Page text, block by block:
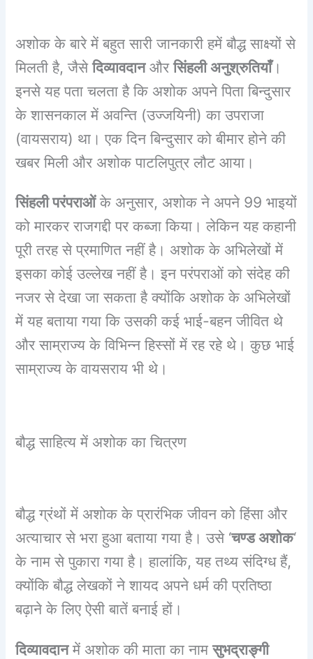
अशोक के बारे में बहुत सारी जानकारी हमें बौद्ध साक्ष्यों से
मिलती है, जैसेदिव्यावदानऔरसिंहली अनुश्रुतियाँ।
इनसे यह पता चलता है कि अशोक अपने पिता बिन्दुसार
के शासनकाल में अवन्ति (उज्जयिनी) का उपराजा
(वायसराय) था। एक दिन बिन्दुसार को बीमार होने की
खबर मिली और अशोक पाटलिपुत्र लौट आया।
सिंहली परंपराओंके अनुसार, अशोक ने अपने 99 भाइयों
को मारकर राजगद्दी पर कब्जा किया। लेकिन यह कहानी
पूरी तरह से प्रमाणित नहीं है। अशोक के अभिलेखों में
इसका कोई उल्लेख नहीं है। इन परंपराओं को संदेह की
नजर से देखा जा सकता है क्योंकि अशोक के अभिलेखों
में यह बताया गया कि उसकी कई भाई-बहन जीवित थे
और साम्राज्य के विभिन्न हिस्सों में रह रहे थे। कुछ भाई
साम्राज्य के वायसराय भी थे।
बौद्ध साहित्य में अशोक का चित्रण
बौद्ध ग्रंथों में अशोक के प्रारंभिक जीवन को हिंसा और
अत्याचार से भरा हुआ बताया गया है। उसे ‘चण्ड अशोक‘
के नाम से पुकारा गया है। हालांकि, यह तथ्य संदिग्ध हैं,
क्योंकि बौद्ध लेखकों ने शायद अपने धर्म की प्रतिष्ठा
बढ़ाने के लिए ऐसी बातें बनाई हों।
दिव्यावदानमें अशोक की माता का नामसुभद्राङ्गी